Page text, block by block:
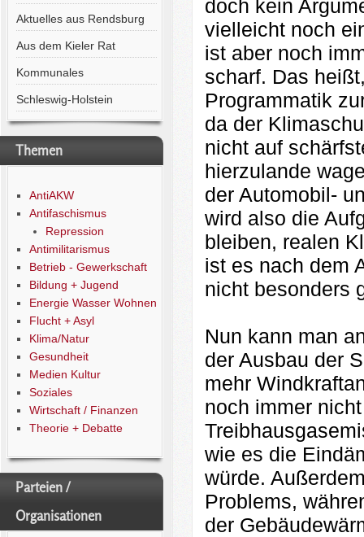
Aktuelles aus Rendsburg
Aus dem Kieler Rat
Kommunales
Schleswig-Holstein
Themen
AntiAKW
Antifaschismus
Repression
Antimilitarismus
Betrieb - Gewerkschaft
Bildung + Jugend
Energie Wasser Wohnen
Flucht + Asyl
Klima/Natur
Gesundheit
Medien Kultur
Soziales
Wirtschaft / Finanzen
Theorie + Debatte
Parteien /
Organisationen
doch kein
vielleicht noch
ist aber noch
scharf. Das
Programmatik
da der
nicht auf
hierzulande
der Automobil-
wird also die
bleiben, realen
ist es nach dem
nicht besonders
Nun kann man
der Ausbau der
mehr
noch immer
wie es die
würde.
Problems,
der